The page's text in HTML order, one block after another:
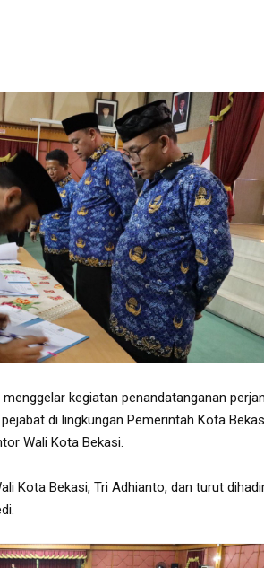
kegiatan penandatanganan
di lingkungan Pemerintah Kota
Wali Kota Bekasi.
Kota Bekasi, Tri Adhianto, dan turut